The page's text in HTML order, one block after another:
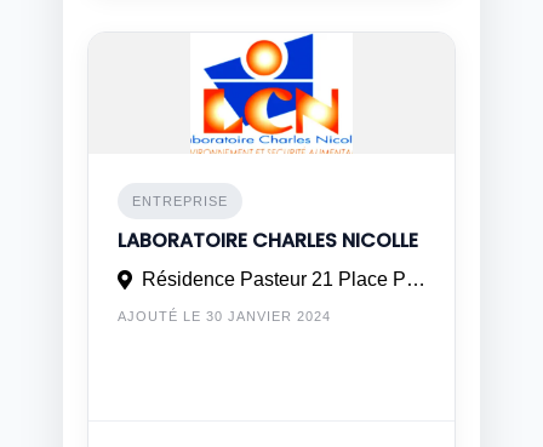
ENTREPRISE
LABORATOIRE CHARLES NICOLLE
Résidence Pasteur 21 Place Pasteur, 3ème étage Quartier des Hôpitaux, Casablanca – 16001 – Maroc
AJOUTÉ LE 30 JANVIER 2024